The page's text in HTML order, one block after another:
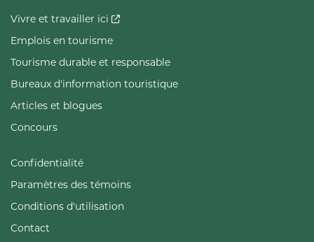
Vivre et travailler ici
Emplois en tourisme
Tourisme durable et responsable
Bureaux d'information touristique
Articles et blogues
Concours
Confidentialité
Paramètres des témoins
Conditions d'utilisation
Contact